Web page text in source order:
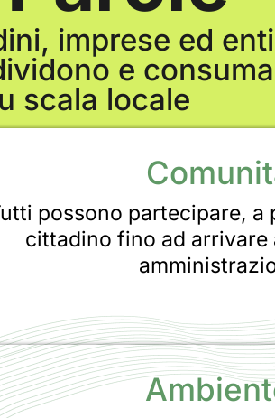
imprese ed enti
e
scala locale
possono partecipare, a
cittadino fino ad arrivare